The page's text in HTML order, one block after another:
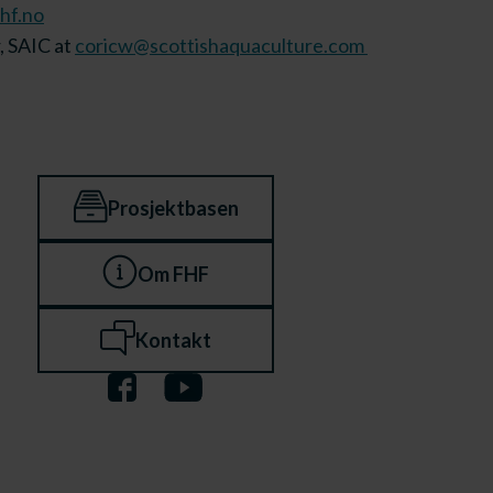
at coricw@scottishaquaculture.com
Prosjektbasen
Om FHF
Kontakt